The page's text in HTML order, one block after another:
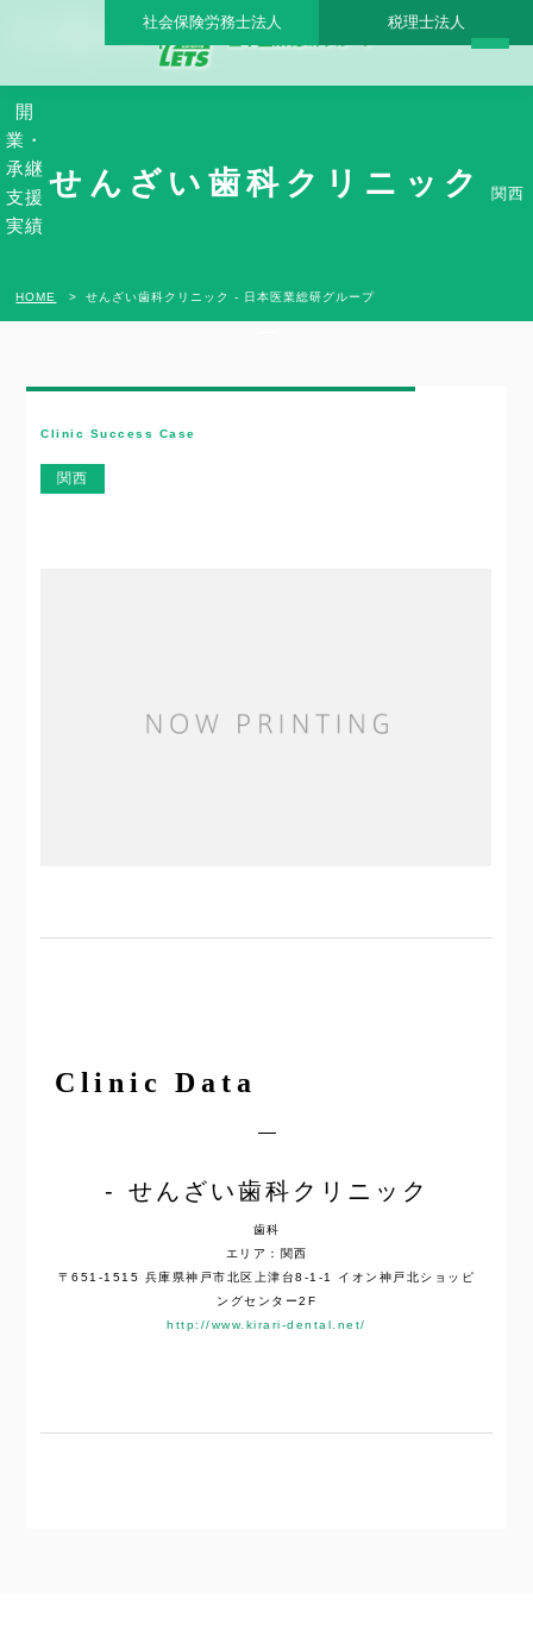
せんざい歯科クリニック - 日本医業総研グループ |日本医業総研｜医院開業・承継・ク
社会保険労務士法人 税理士法人
開
業・
承継
支援
実績
せんざい歯科クリニック 関西
HOME せんざい歯科クリニック - 日本医業総研グループ
Clinic Success Case
関西
Clinic Data
せんざい歯科クリニック
歯科
エリア：関西
〒651-1515 兵庫県神戸市北区上津台8-1-1 イオン神戸北ショッピ
ングセンター2F
http://www.kirari-dental.net/